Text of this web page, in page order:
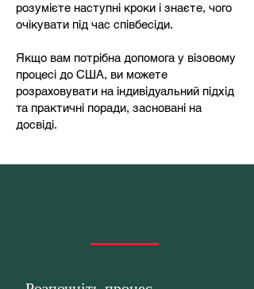
розумієте наступні кроки і знаєте, чого
очікувати під час співбесіди.
Якщо вам потрібна допомога у візовому
процесі до США, ви можете
розраховувати на індивідуальний підхід
та практичні поради, засновані на
досвіді.